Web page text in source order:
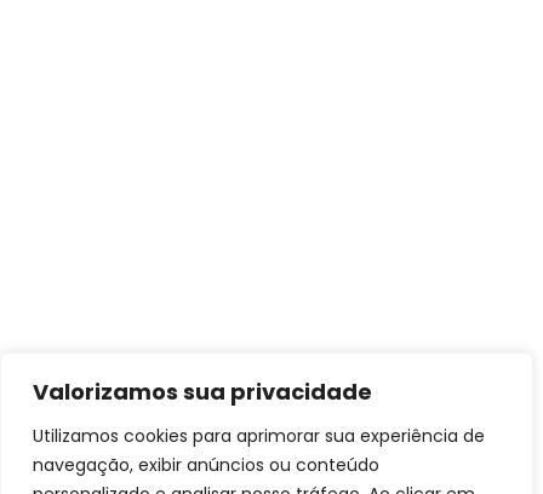
Valorizamos sua privacidade
Utilizamos cookies para aprimorar sua experiência de
navegação, exibir anúncios ou conteúdo